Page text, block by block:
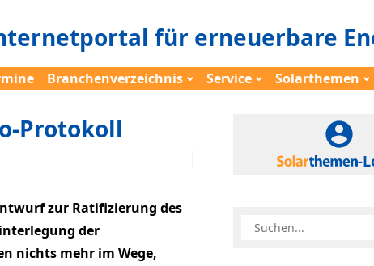
für erneuerbare
Branchenverzeichnis Service Solarthemen
Protokoll
zur Ratifizierung des
der
nichts mehr im Wege,
-